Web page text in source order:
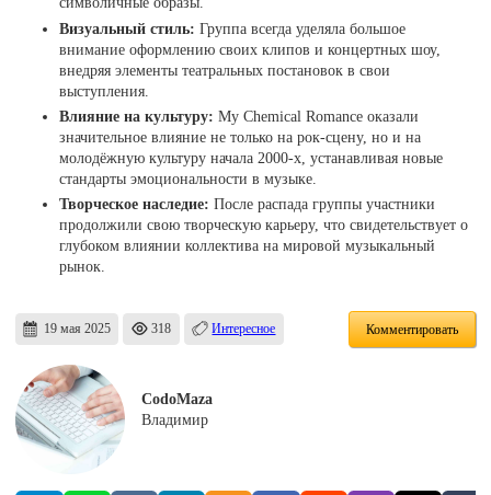
Визуальный стиль: Группа всегда уделяла большое
внимание оформлению своих клипов и концертных шоу,
внедряя элементы театральных постановок в свои
выступления.
Влияние на культуру: My Chemical Romance оказали
значительное влияние не только на рок-сцену, но и на
молодёжную культуру начала 2000-х, устанавливая новые
стандарты эмоциональности в музыке.
Творческое наследие: После распада группы участники
продолжили свою творческую карьеру, что свидетельствует о
глубоком влиянии коллектива на мировой музыкальный
рынок.
19 мая 2025 318 Интересное Комментировать
CodoMaza
Владимир